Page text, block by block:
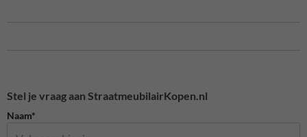
Stel je vraag aan StraatmeubilairKopen.nl
Naam*